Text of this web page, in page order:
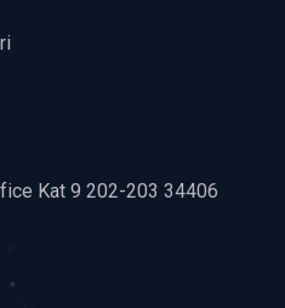
Kat 9 202-203 34406